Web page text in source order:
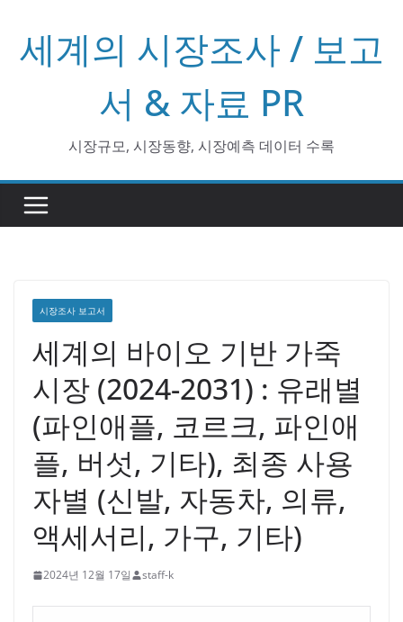
기
세계의 시장조사 / 보고
서 & 자료 PR
시장규모, 시장동향, 시장예측 데이터 수록
시장조사 보고서
세계의 바이오 기반 가죽
시장 (2024-2031) : 유래별
(파인애플, 코르크, 파인애
플, 버섯, 기타), 최종 사용
자별 (신발, 자동차, 의류,
액세서리, 가구, 기타)
2024년 12월 17일 staff-k